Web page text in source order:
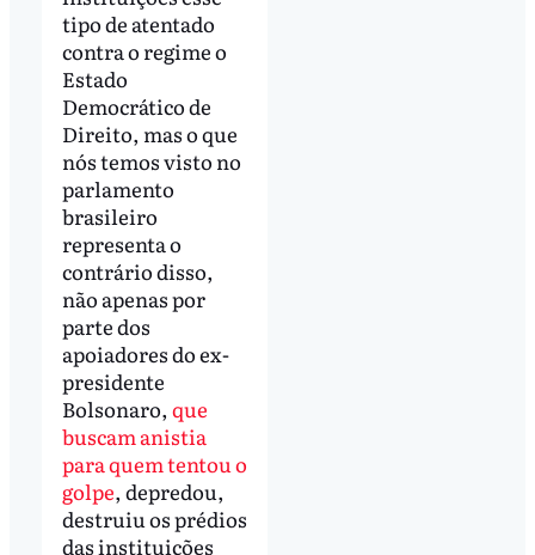
tipo de atentado
contra o regime o
Estado
Democrático de
Direito, mas o que
nós temos visto no
parlamento
brasileiro
representa o
contrário disso,
não apenas por
parte dos
apoiadores do ex-
presidente
Bolsonaro, que
buscam anistia
para quem tentou o
golpe, depredou,
destruiu os prédios
das instituições